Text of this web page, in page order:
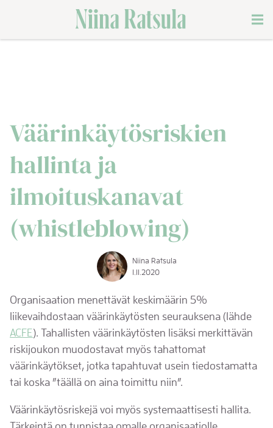
Väärinkäytösriskien
hallinta ja
ilmoituskanavat
(whistleblowing)
Niina Ratsula
1.11.2020
Organisaation menettävät keskimäärin 5%
liikevaihdostaan väärinkäytösten seurauksena (lähde
ACFE). Tahallisten väärinkäytösten lisäksi merkittävän
riskijoukon muodostavat myös tahattomat
väärinkäytökset, jotka tapahtuvat usein tiedostamatta
tai koska ”täällä on aina toimittu niin”.
Väärinkäytösriskejä voi myös systemaattisesti hallita.